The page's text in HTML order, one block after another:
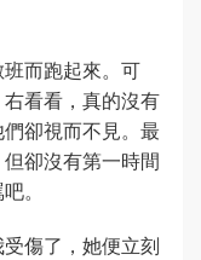
而跑起來。可
看看，真的沒有
卻視而不見。最
卻沒有第一時間
。
傷了，她便立刻